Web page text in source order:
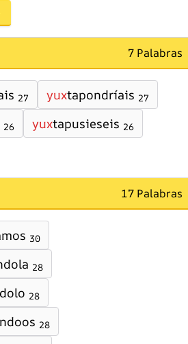
7 Palabras
27 yuxtapondríais 27
26 yuxtapusieseis 26
17 Palabras
30
28
28
28